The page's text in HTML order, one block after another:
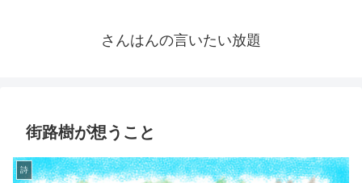
さんはんの言いたい放題
街路樹が想うこと
詩